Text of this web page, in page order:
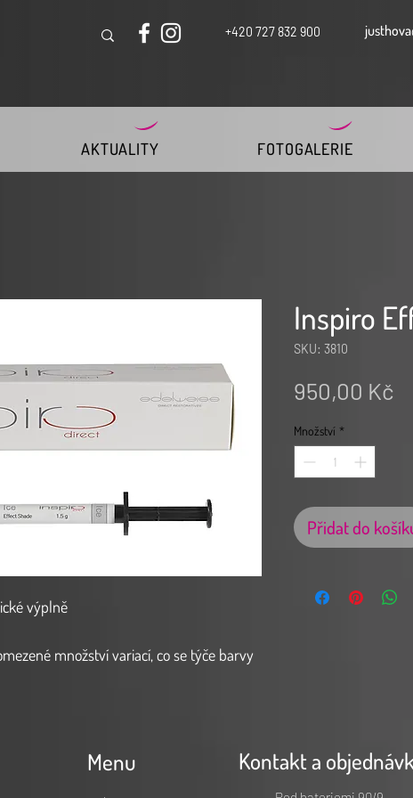
+420 727 832 900
výplně
množství variací, co se týče barvy
pro následující individualizace:
Inspiro
SKU: 3810
950,00 Kč
Množství *
Přidat do
AKTUALITY FOTOGALERIE
Menu Kontakt a